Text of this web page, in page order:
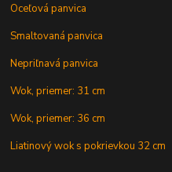
Oceľová panvica
Smaltovaná panvica
Nepriľnavá panvica
Wok, priemer: 31 cm
Wok, priemer: 36 cm
Liatinový wok s pokrievkou 32 cm